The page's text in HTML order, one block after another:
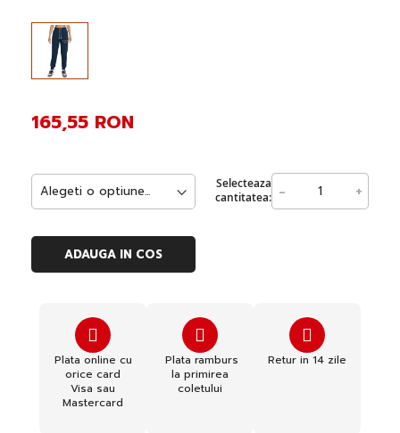
Selecteaza
cantitatea: - +
165,55 RON
ADAUGA IN COS
Plata online cu
orice card
Visa sau
Mastercard
Plata ramburs
la primirea
coletului
Retur in 14 zile